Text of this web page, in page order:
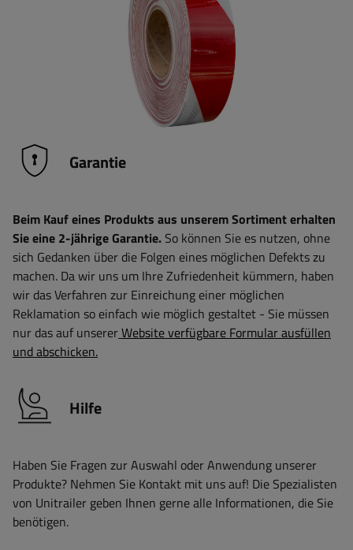
Garantie
Beim Kauf eines Produkts aus unserem Sortiment erhalten
Sie eine 2-jährige Garantie. So können Sie es nutzen, ohne
sich Gedanken über die Folgen eines möglichen Defekts zu
machen. Da wir uns um Ihre Zufriedenheit kümmern, haben
wir das Verfahren zur Einreichung einer möglichen
Reklamation so einfach wie möglich gestaltet - Sie müssen
nur das auf unsererWebsite verfügbare Formular ausfüllen
und abschicken.
Hilfe
Haben Sie Fragen zur Auswahl oder Anwendung unserer
Produkte? Nehmen Sie Kontakt mit uns auf! Die Spezialisten
von Unitrailer geben Ihnen gerne alle Informationen, die Sie
benötigen.